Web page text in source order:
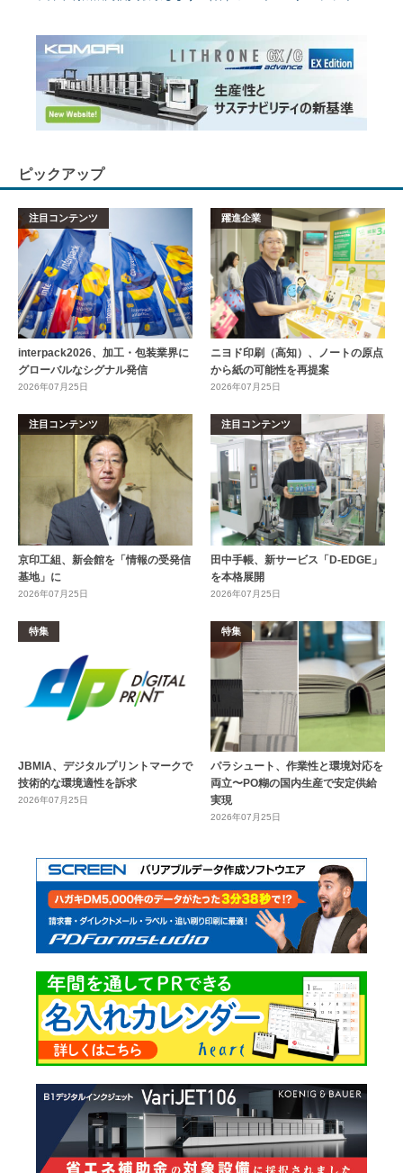
ピックアップ
注目コンテンツ
interpack2026、加工・包装業界に
グローバルなシグナル発信
2026年07月25日
躍進企業
ニヨド印刷（高知）、ノートの原点
から紙の可能性を再提案
2026年07月25日
注目コンテンツ
京印工組、新会館を「情報の受発信
基地」に
2026年07月25日
注目コンテンツ
田中手帳、新サービス「D-EDGE」
を本格展開
2026年07月25日
特集
JBMIA、デジタルプリントマークで
技術的な環境適性を訴求
2026年07月25日
特集
パラシュート、作業性と環境対応を
両立〜PO糊の国内生産で安定供給
実現
2026年07月25日